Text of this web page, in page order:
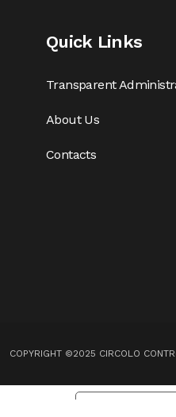
Quick Links
Transparent
About Us
Contacts
COPYRIGHT ©2025 CIRCOLO